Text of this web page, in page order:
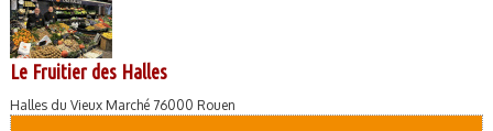
Le Fruitier des Halles
Halles du Vieux Marché 76000 Rouen